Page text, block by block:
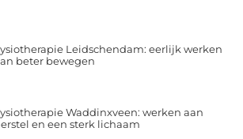
Leidschendam: eerlijk werken
beter bewegen
Waddinxveen: werken aan
en een sterk lichaam